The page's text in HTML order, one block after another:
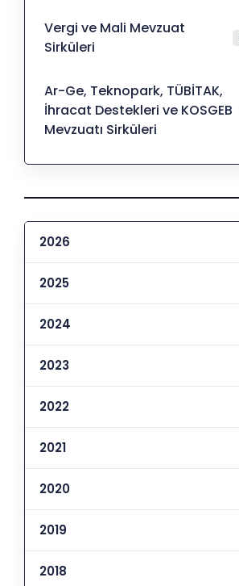
Vergi ve Mali Mevzuat
Sirküleri
Ar-Ge, Teknopark, TÜBİTAK,
İhracat Destekleri ve KOSGEB
Mevzuatı Sirküleri
2026
2025
2024
2023
2022
2021
2020
2019
2018